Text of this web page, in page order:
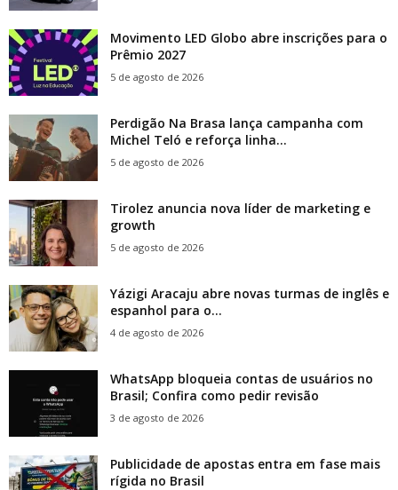
Movimento LED Globo abre inscrições para o
Prêmio 2027
5 de agosto de 2026
Perdigão Na Brasa lança campanha com
Michel Teló e reforça linha...
5 de agosto de 2026
Tirolez anuncia nova líder de marketing e
growth
5 de agosto de 2026
Yázigi Aracaju abre novas turmas de inglês e
espanhol para o...
4 de agosto de 2026
WhatsApp bloqueia contas de usuários no
Brasil; Confira como pedir revisão
3 de agosto de 2026
Publicidade de apostas entra em fase mais
rígida no Brasil